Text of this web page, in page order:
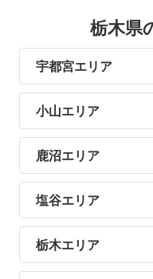
栃木県
宇都宮エリア
小山エリア
鹿沼エリア
塩谷エリア
栃木エリア